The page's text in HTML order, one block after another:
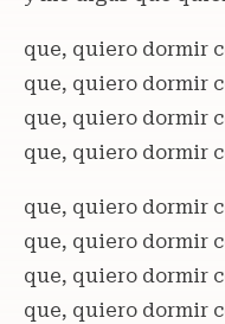
que, quiero dormir
que, quiero dormir
que, quiero dormir
que, quiero dormir
que, quiero dormir
que, quiero dormir
que, quiero dormir
que, quiero dormir